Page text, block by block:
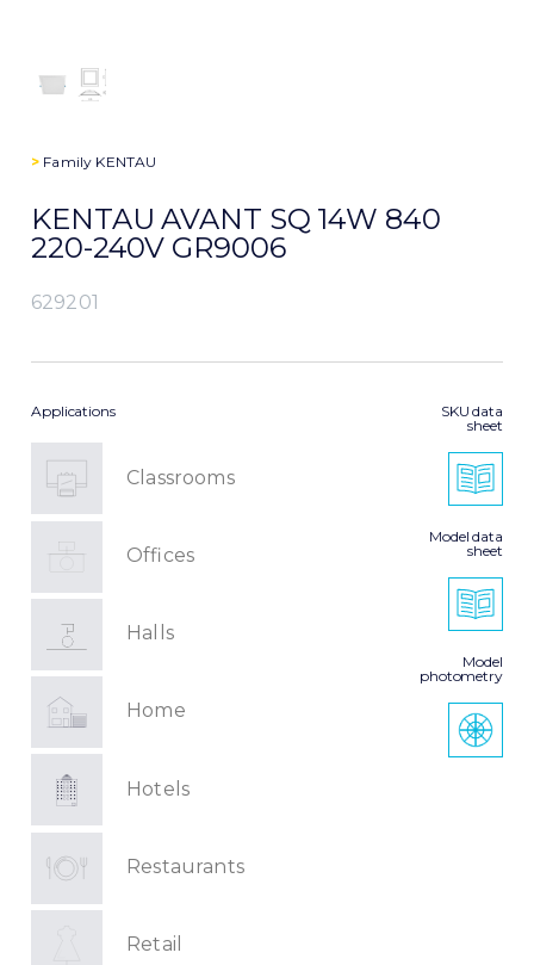
> Family KENTAU
KENTAU AVANT SQ 14W 840
220-240V GR9006
629201
Applications
Classrooms
Offices
Halls
Home
Hotels
Restaurants
Retail
SKU data
sheet
Model data
sheet
Model
photometry